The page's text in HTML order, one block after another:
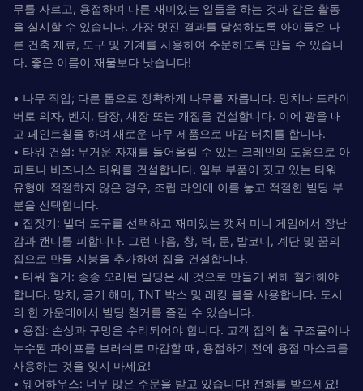
무를 자르고, 용접하며 다른 재미있는 일들을 하는 것과 같은 활동
을 실시할 수 있습니다. 가장 멋진 결과를 달성하도록 아이들은 다
른 건축 재료, 도구 및 기계를 사용하여 주문하도록 만들 수 있습니
다. 좋은 이름이 재물보다 낫습니다!
• 나무 작업; 다른 톱으로 정확하게 나무를 자릅니다. 망치나 드라이
버로 의자, 벤치, 담장, 새장 또는 개집을 건설합니다. 이에 광을 내
고 페인트칠을 하여 새로운 나무 제품으로 마감 터치를 합니다.
• 타워 건설: 무거운 자재를 들어올릴 수 있는 크레인의 도움으로 아
파트나 비즈니스 타워를 건설합니다. 일부 부품이 짓고 있는 타워
유형에 적절하지 않은 경우, 조립 라인에 이를 놓고 적절한 빌딩 부
분을 선택합니다.
• 집짓기: 빌더 도구를 선택하고 재미있는 캣처 미니 게임에서 장난
감과 캔디를 피합니다. 그런 다음, 창, 벽, 문, 발코니, 계단 및 꿈의
집으로 만들 지붕을 추가하여 집을 건설합니다.
• 타워 철거: 종종 오래된 빌딩은 새 것으로 만들기 위해 철거해야
합니다. 망치, 공기 해머, TNT 박스 및 레킹 볼을 사용합니다. 도시
의 한 가운데에서 빌딩 철거를 즐길 수 있습니다.
• 용접: 손상과 구멍은 수리되어야 합니다. 고객 집의 철 구조물이나
누수된 파이프를 브러쉬로 마감할 때, 용접하기 전에 용접 마스크를
사용하는 것을 잊지 마세요!
• 웨어하우스: 너무 많은 주문을 받고 있습니다! 전화를 받으세요!